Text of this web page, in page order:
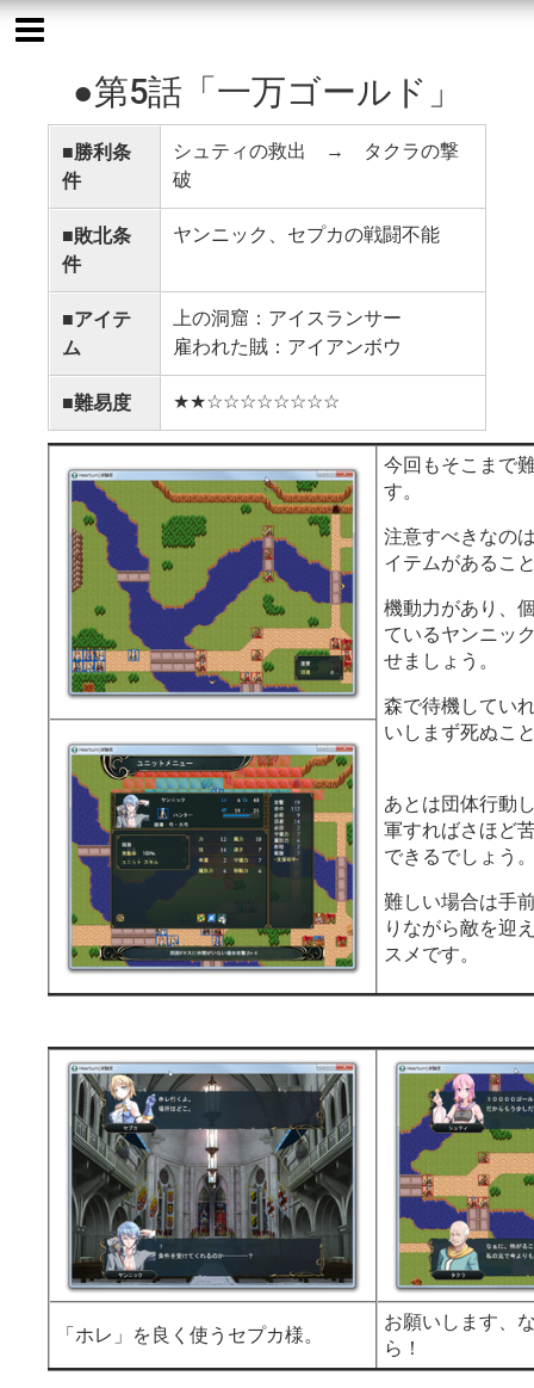
●第5話「一万ゴールド」
■勝利条
件
シュティの救出 → タクラの撃
破
■敗北条
件
ヤンニック、セプカの戦闘不能
■アイテ
ム
上の洞窟：アイスランサー
雇われた賊：アイアンボウ
■難易度 ★★☆☆☆☆☆☆☆☆
今回もそこまで
す。
注意すべきなの
イテムがあるこ
機動力があり、
ているヤンニッ
せましょう。
森で待機してい
いしまず死ぬこ
あとは団体行動
軍すればさほど
できるでしょう
難しい場合は手
りながら敵を迎
スメです。
「ホレ」を良く使うセプカ様。
お願いします、
ら！